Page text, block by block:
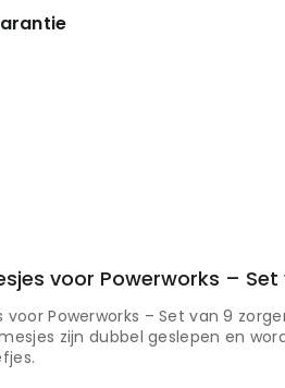
voor Powerworks – Set
Powerworks – Set van 9
zijn dubbel geslepen en